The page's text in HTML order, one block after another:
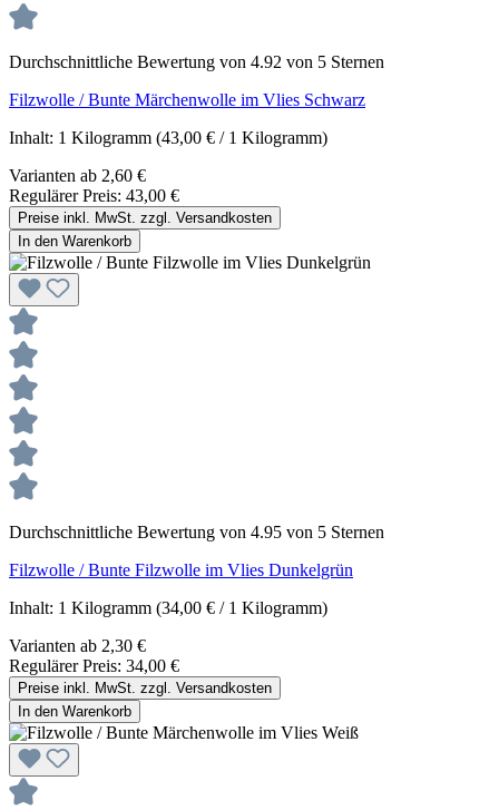
Durchschnittliche Bewertung von 4.92 von 5 Sternen
Filzwolle / Bunte Märchenwolle im Vlies Schwarz
Inhalt: 1 Kilogramm (43,00 € / 1 Kilogramm)
Varianten ab 2,60 €
Regulärer Preis: 43,00 €
Preise inkl. MwSt. zzgl. Versandkosten
In den Warenkorb
Durchschnittliche Bewertung von 4.95 von 5 Sternen
Filzwolle / Bunte Filzwolle im Vlies Dunkelgrün
Inhalt: 1 Kilogramm (34,00 € / 1 Kilogramm)
Varianten ab 2,30 €
Regulärer Preis: 34,00 €
Preise inkl. MwSt. zzgl. Versandkosten
In den Warenkorb